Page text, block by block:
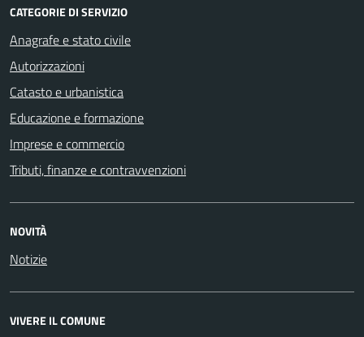
CATEGORIE DI SERVIZIO
Anagrafe e stato civile
Autorizzazioni
Catasto e urbanistica
Educazione e formazione
Imprese e commercio
Tributi, finanze e contravvenzioni
NOVITÀ
Notizie
VIVERE IL COMUNE